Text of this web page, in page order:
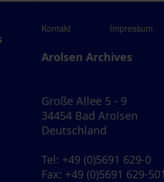
Kontakt Impressum
Arolsen Archives
Große Allee 5 - 9
34454 Bad Arolsen
Deutschland
Tel: +49 (0)5691 629-0
Fax: +49 (0)5691 629-